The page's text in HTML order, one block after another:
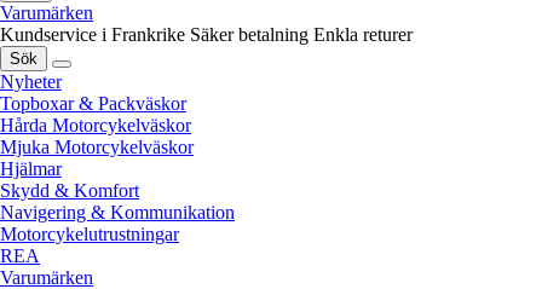
Varumärken
Kundservice i Frankrike Säker betalning Enkla returer
Sök
Nyheter
Topboxar & Packväskor
Hårda Motorcykelväskor
Mjuka Motorcykelväskor
Hjälmar
Skydd & Komfort
Navigering & Kommunikation
Motorcykelutrustningar
REA
Varumärken